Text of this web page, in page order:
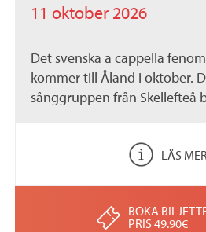
11 oktober 2026
Det svenska a cappella
kommer till Åland i oktober.
sånggruppen från Skellefteå
LÄS MER
BOKA
PRIS 49.90€